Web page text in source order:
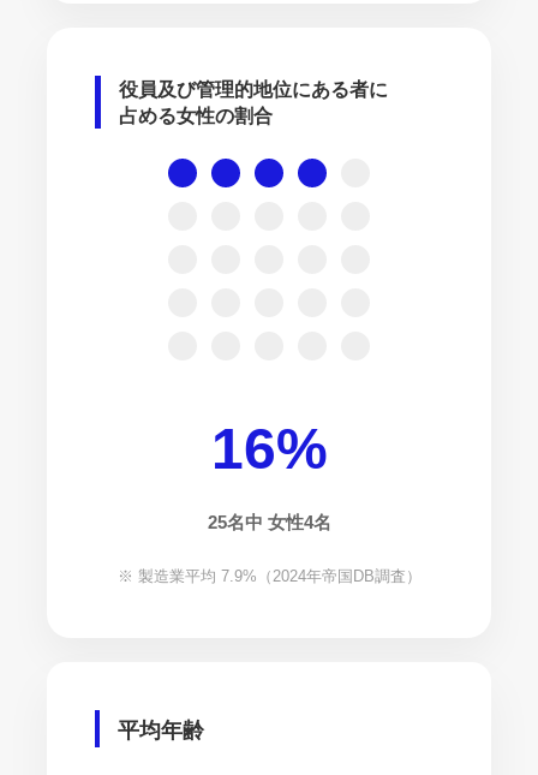
役員及び管理的地位にある者に
占める女性の割合
16%
25名中 女性4名
※ 製造業平均 7.9%（2024年帝国DB調査）
平均年齢